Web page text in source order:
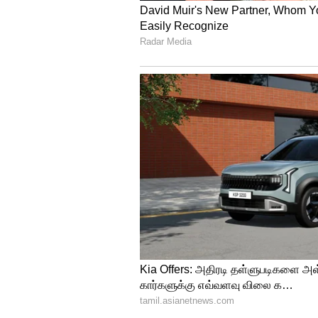
Image Credit :Getty
மஞ்சள் தூள் டச்
நகையை நல்லா கழுவினதுக்கு
நம்ம ஊர் பாரம்பர்ய வழக்கம்.
கொடுப்பதோடு,
5